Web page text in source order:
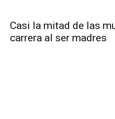
Casi la mitad de las
carrera al ser madres